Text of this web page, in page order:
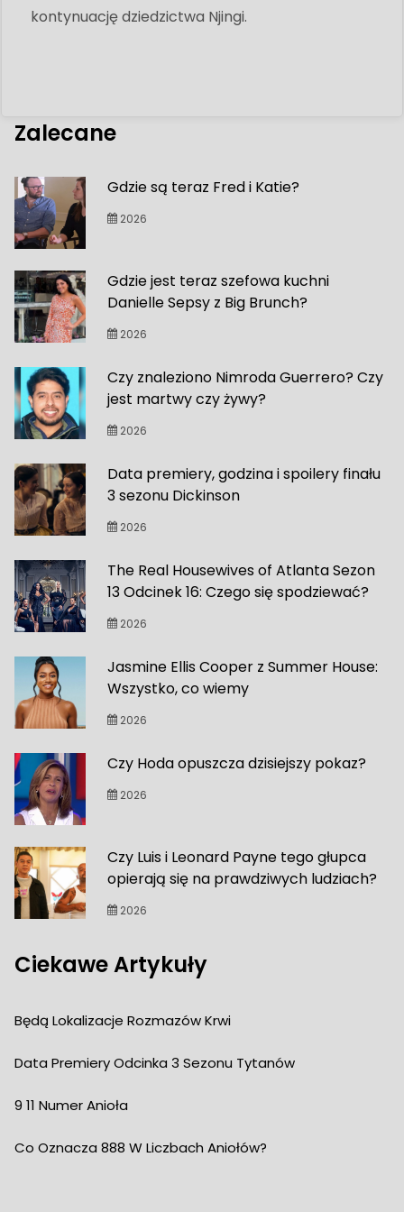
kontynuację dziedzictwa Njingi.
Zalecane
Gdzie są teraz Fred i Katie?
2026
Gdzie jest teraz szefowa kuchni
Danielle Sepsy z Big Brunch?
2026
Czy znaleziono Nimroda Guerrero? Czy
jest martwy czy żywy?
2026
Data premiery, godzina i spoilery finału
3 sezonu Dickinson
2026
The Real Housewives of Atlanta Sezon
13 Odcinek 16: Czego się spodziewać?
2026
Jasmine Ellis Cooper z Summer House:
Wszystko, co wiemy
2026
Czy Hoda opuszcza dzisiejszy pokaz?
2026
Czy Luis i Leonard Payne tego głupca
opierają się na prawdziwych ludziach?
2026
Ciekawe Artykuły
Będą Lokalizacje Rozmazów Krwi
Data Premiery Odcinka 3 Sezonu Tytanów
9 11 Numer Anioła
Co Oznacza 888 W Liczbach Aniołów?